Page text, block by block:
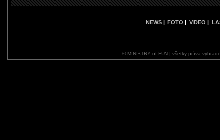
NEWS | FOTO | VIDEO |
© MINISTRY of FUN | všetky práva